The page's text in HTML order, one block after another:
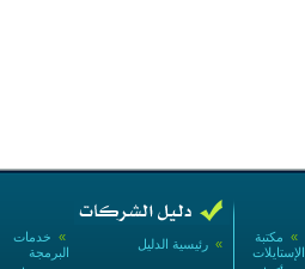
» خدمات
البرمجة
» رئيسية الدليل
» مكتبة
الإستايلات